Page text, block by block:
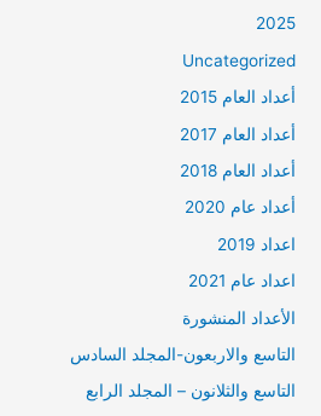
2025
Uncategorized
أعداد العام 2015
أعداد العام 2017
أعداد العام 2018
أعداد عام 2020
اعداد 2019
اعداد عام 2021
الأعداد المنشورة
التاسع والاربعون-المجلد السادس
التاسع والثلانون – المجلد الرابع